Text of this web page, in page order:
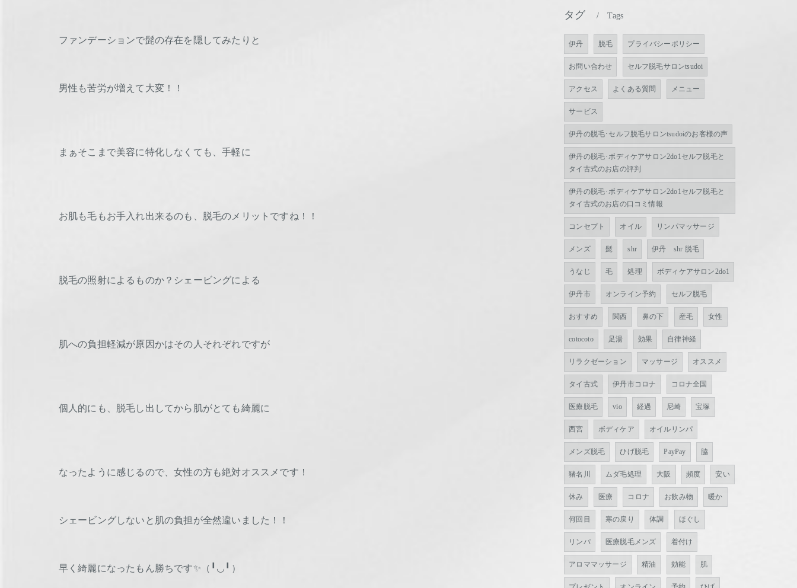
ファンデーションで髭の存在を隠してみたりと
男性も苦労が増えて大変！！
まぁそこまで美容に特化しなくても、手軽に
お肌も毛もお手入れ出来るのも、脱毛のメリットですね！！
脱毛の照射によるものか？シェービングによる
肌への負担軽減が原因かはその人それぞれですが
個人的にも、脱毛し出してから肌がとても綺麗に
なったように感じるので、女性の方も絶対オススメです！
シェービングしないと肌の負担が全然違いました！！
早く綺麗になったもん勝ちです✨（╹◡╹）
タグ Tags
伊丹 脱毛 プライバシーポリシー
お問い合わせ セルフ脱毛サロンtsudoi
アクセス よくある質問 メニュー
サービス
伊丹の脱毛･セルフ脱毛サロンtsudoiのお客様の声
伊丹の脱毛･ボディケアサロン2do1セルフ脱毛と
タイ古式のお店の評判
伊丹の脱毛･ボディケアサロン2do1セルフ脱毛と
タイ古式のお店の口コミ情報
コンセプト オイル リンパマッサージ
メンズ 髭 shr 伊丹 shr 脱毛
うなじ 毛 処理 ボディケアサロン2do1
伊丹市 オンライン予約 セルフ脱毛
おすすめ 関西 鼻の下 産毛 女性
cotocoto 足湯 効果 自律神経
リラクゼーション マッサージ オススメ
タイ古式 伊丹市コロナ コロナ全国
医療脱毛 vio 経過 尼崎 宝塚
西宮 ボディケア オイルリンパ
メンズ脱毛 ひげ脱毛 PayPay 脇
猪名川 ムダ毛処理 大阪 頻度 安い
休み 医療 コロナ お飲み物 暖か
何回目 寒の戻り 体調 ほぐし
リンパ 医療脱毛メンズ 着付け
アロママッサージ 精油 効能 肌